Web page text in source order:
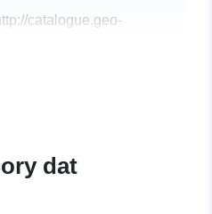
catalogue.geo-
data.europa.eu/88u/dataset/
dat